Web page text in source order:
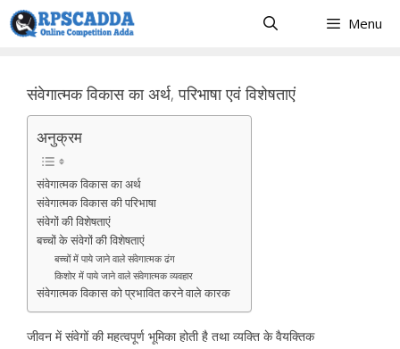
Skip
to
Menu
संवेगात्मक विकास का अर्थ, परिभाषा एवं विशेषताएं
अनुक्रम
संवेगात्मक विकास का अर्थ
संवेगात्मक विकास की परिभाषा
संवेगों की विशेषताएं
बच्चों के संवेगों की विशेषताएं
बच्चों में पाये जाने वाले संवेगात्मक ढंग
किशोर में पाये जाने वाले संवेगात्मक व्यवहार
संवेगात्मक विकास को प्रभावित करने वाले कारक
जीवन में संवेगों की महत्वपूर्ण भूमिका होती है तथा व्यक्ति के वैयक्तिक